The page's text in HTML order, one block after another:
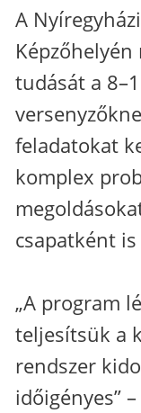
A
tudását a
feladatokat
komplex
csapatként
„A program
teljesítsük a
rendszer
időigényes”